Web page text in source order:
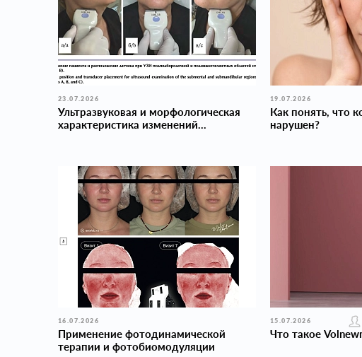
23.07.2026
Ультразвуковая и морфологическая
характеристика изменений...
19.07.2026
Как понять, что
нарушен?
16.07.2026
Применение фотодинамической
терапии и фотобиомодуляции
15.07.2026
Что такое